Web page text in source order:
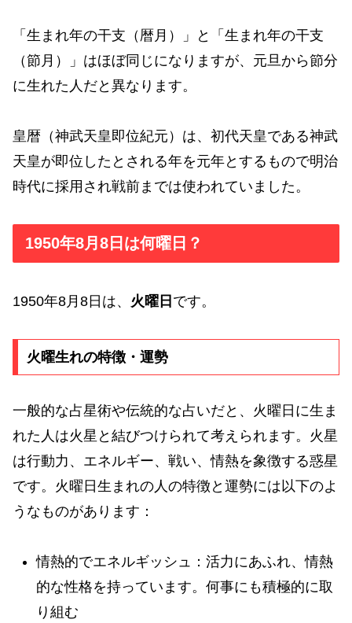
「生まれ年の干支（暦月）」と「生まれ年の干支
（節月）」はほぼ同じになりますが、元旦から節分
に生れた人だと異なります。
皇暦（神武天皇即位紀元）は、初代天皇である神武
天皇が即位したとされる年を元年とするもので明治
時代に採用され戦前までは使われていました。
1950年8月8日は何曜日？
1950年8月8日は、 火曜日 です。
火曜生れの特徴・運勢
一般的な占星術や伝統的な占いだと、火曜日に生ま
れた人は火星と結びつけられて考えられます。火星
は行動力、エネルギー、戦い、情熱を象徴する惑星
です。火曜日生まれの人の特徴と運勢には以下のよ
うなものがあります：
情熱的でエネルギッシュ：活力にあふれ、情熱
的な性格を持っています。何事にも積極的に取
り組む